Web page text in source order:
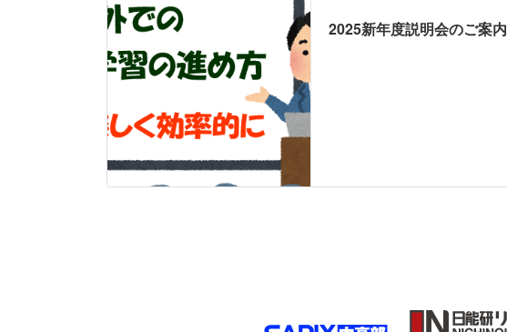
2025新年度説明会のご案内